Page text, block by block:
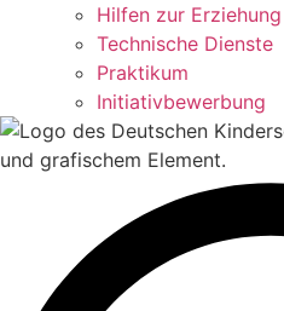
Hilfen zur Erziehung
Technische Dienste
Praktikum
Initiativbewerbung